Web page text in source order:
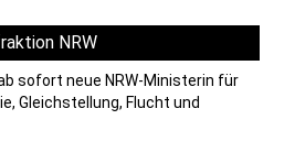
NRW
sofort neue NRW-Ministerin für
Gleichstellung, Flucht und